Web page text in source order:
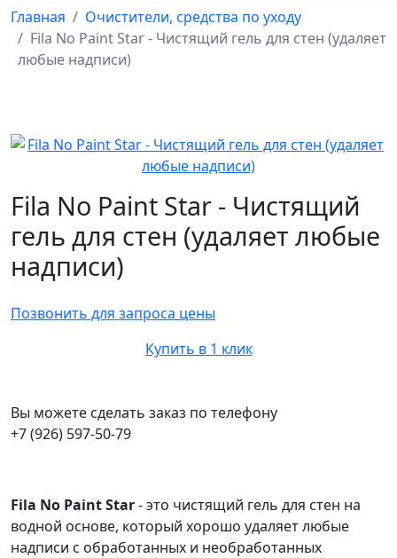
Главная
Очистители, средства по уходу
Fila No Paint Star - Чистящий гель для стен (удаляет
любые надписи)
Fila No Paint Star - Чистящий
гель для стен (удаляет любые
надписи)
Позвонить для запроса цены
Купить в 1 клик
Вы можете сделать заказ по телефону
+7 (926) 597-50-79
Fila No Paint Star- это чистящий гель для стен на
водной основе, который хорошо удаляет любые
надписи с обработанных и необработанных